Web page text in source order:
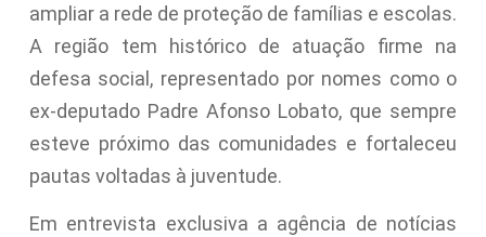
ampliar a rede de proteção de famílias e escolas.
A região tem histórico de atuação firme na
defesa social, representado por nomes como o
ex-deputado Padre Afonso Lobato, que sempre
esteve próximo das comunidades e fortaleceu
pautas voltadas à juventude.
Em entrevista exclusiva a agência de notícias